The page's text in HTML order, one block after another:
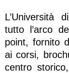
L’Università
tutto l’arco
point, fornito
ai corsi,
centro